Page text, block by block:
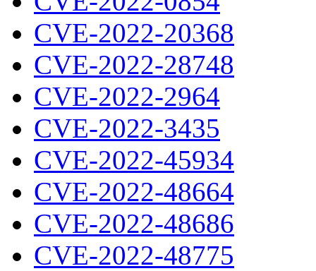
CVE-2022-20368
CVE-2022-28748
CVE-2022-2964
CVE-2022-3435
CVE-2022-45934
CVE-2022-48664
CVE-2022-48686
CVE-2022-48775